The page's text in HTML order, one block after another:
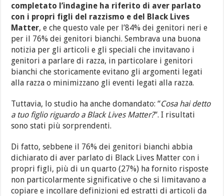
completato l’indagine ha riferito di aver parlato
con i propri figli del razzismo e del Black Lives
Matter, e che questo vale per l’84% dei genitori neri e
per il 76% dei genitori bianchi. Sembrava una buona
notizia per gli articoli e gli speciali che invitavano i
genitori a parlare di razza, in particolare i genitori
bianchi che storicamente evitano gli argomenti legati
alla razza o minimizzano gli eventi legati alla razza.
Tuttavia, lo studio ha anche domandato: “Cosa hai detto
a tuo figlio riguardo a Black Lives Matter?“. I risultati
sono stati più sorprendenti.
Di fatto, sebbene il 76% dei genitori bianchi abbia
dichiarato di aver parlato di Black Lives Matter con i
propri figli, più di un quarto (27%) ha fornito risposte
non particolarmente significative o che si limitavano a
copiare e incollare definizioni ed estratti di articoli da